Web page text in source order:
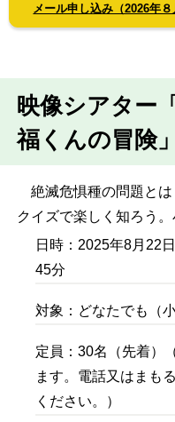
メール申し込み（2026年８
映像シアター
福くんの冒険」
絶滅危惧種の問題とは
クイズで楽しく知ろう
日時：2025年8月22
45分
対象：どなたでも（
定員：30名（先着）
ます。電話又はまも
ください。）